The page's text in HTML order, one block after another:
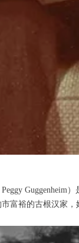
Guggenheim
富裕的古根汉家